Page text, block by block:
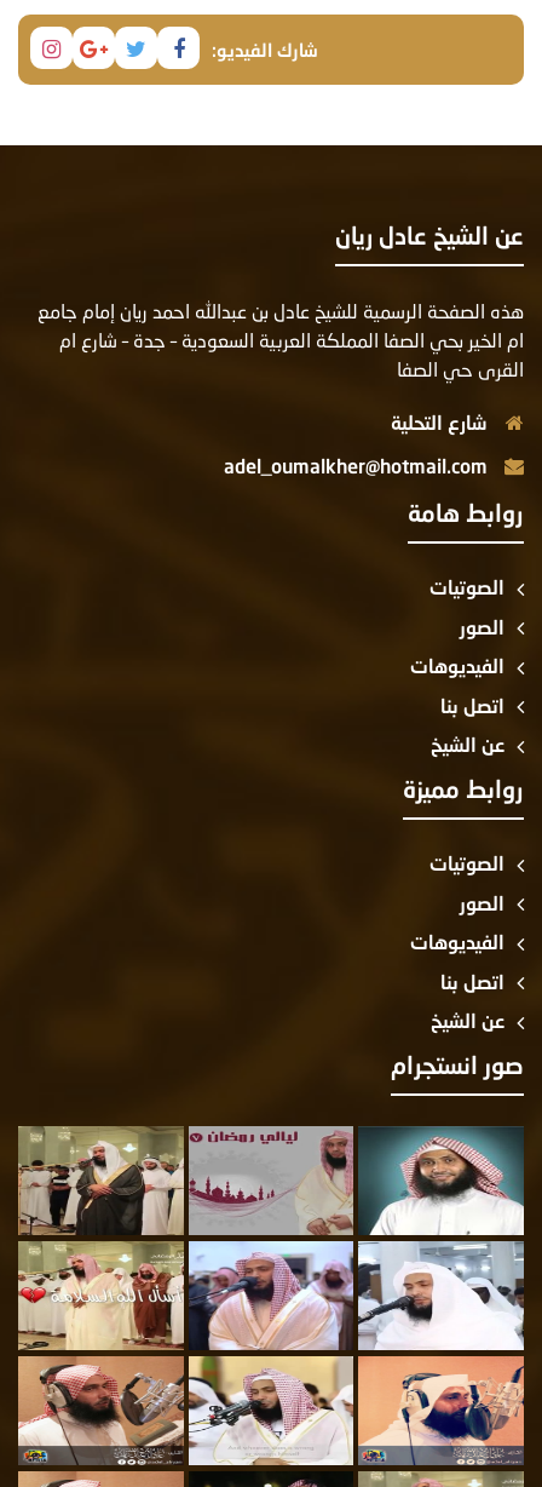
شارك الفيديو:
عن الشيخ عادل ريان
هذه الصفحة الرسمية للشيخ عادل بن عبدالله احمد ريان إمام جامع
ام الخير بحي الصفا المملكة العربية السعودية – جدة – شارع ام
القرى حي الصفا
شارع التحلية
adel_oumalkher@hotmail.com
روابط هامة
الصوتيات
الصور
الفيديوهات
اتصل بنا
عن الشيخ
روابط مميزة
الصوتيات
الصور
الفيديوهات
اتصل بنا
عن الشيخ
صور انستجرام